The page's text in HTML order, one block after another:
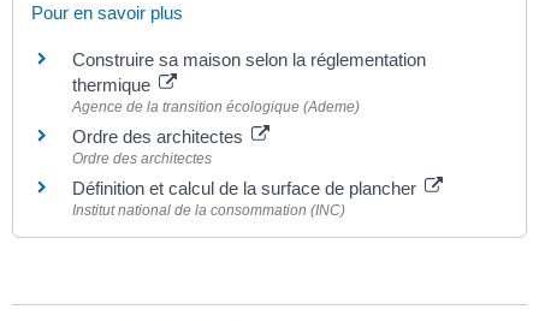
Pour en savoir plus
Construire sa maison selon la réglementation
thermique
Agence de la transition écologique (Ademe)
Ordre des architectes
Ordre des architectes
Définition et calcul de la surface de plancher
Institut national de la consommation (INC)